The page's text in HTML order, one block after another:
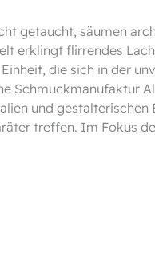
getaucht, säumen
erklingt flirrendes
die sich in der
Schmuckmanufaktur
und gestalterischen
treffen. Im Fokus